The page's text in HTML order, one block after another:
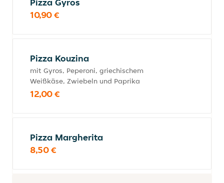
10,90 €
Pizza Kouzina
mit Gyros, Peperoni, griechischem
Weißkäse, Zwiebeln und Paprika
12,00 €
Pizza Margherita
8,50 €